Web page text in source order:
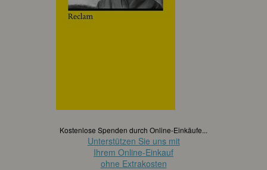
Kostenlose Spenden durch Online-Einkäufe...
Unterstützen Sie uns mit
Ihrem Online-Einkauf
ohne Extrakosten